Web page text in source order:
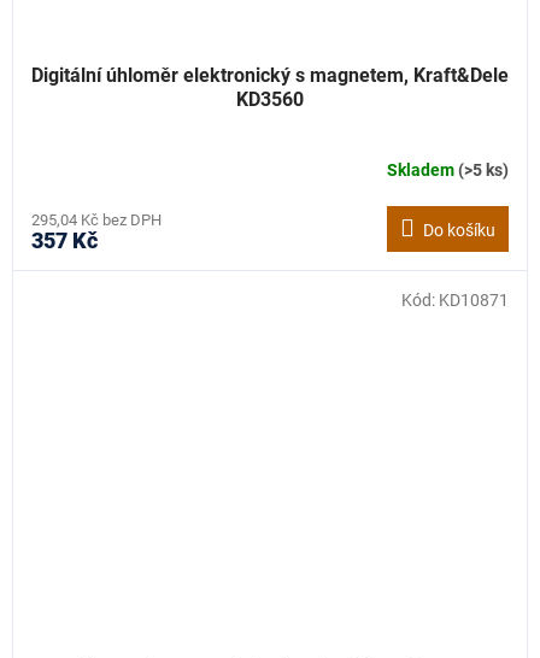
Digitální úhloměr elektronický s magnetem, Kraft&Dele
KD3560
Skladem(>5 ks)
295,04 Kč bez DPH
357 Kč Do košíku
Kód: KD10871